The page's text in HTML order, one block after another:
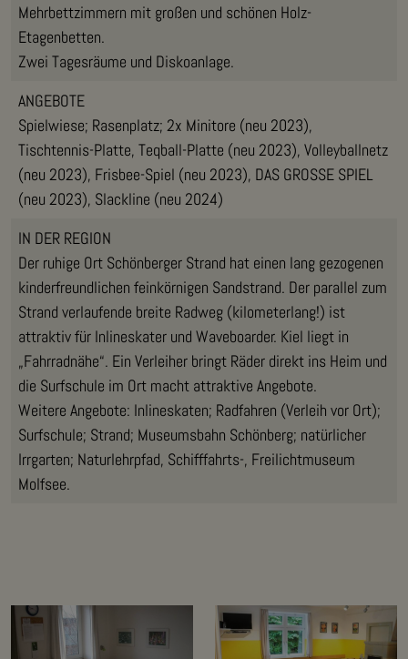
Mehrbettzimmern mit großen und schönen Holz-
Etagenbetten.
Zwei Tagesräume und Diskoanlage.
ANGEBOTE
Spielwiese; Rasenplatz; 2x Minitore (neu 2023),
Tischtennis-Platte, Teqball-Platte (neu 2023), Volleyballnetz
(neu 2023), Frisbee-Spiel (neu 2023), DAS GROSSE SPIEL
(neu 2023), Slackline (neu 2024)
IN DER REGION
Der ruhige Ort Schönberger Strand hat einen lang gezogenen
kinderfreundlichen feinkörnigen Sandstrand. Der parallel zum
Strand verlaufende breite Radweg (kilometerlang!) ist
attraktiv für Inlineskater und Waveboarder. Kiel liegt in
„Fahrradnähe“. Ein Verleiher bringt Räder direkt ins Heim und
die Surfschule im Ort macht attraktive Angebote.
Weitere Angebote: Inlineskaten; Radfahren (Verleih vor Ort);
Surfschule; Strand; Museumsbahn Schönberg; natürlicher
Irrgarten; Naturlehrpfad, Schifffahrts-, Freilichtmuseum
Molfsee.